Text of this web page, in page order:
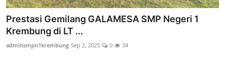
Prestasi Gemilang GALAMESA SMP Negeri 1
Krembung di LT ...
adminsmpn1krembung Sep 2, 2025 0 34